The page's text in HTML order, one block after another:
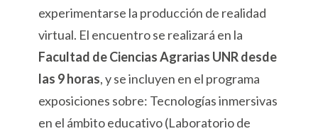
experimentarse la producción de realidad
virtual. El encuentro se realizará en la
Facultad de Ciencias Agrarias UNRdesde
las 9 horas, y se incluyen en el programa
exposiciones sobre: Tecnologías inmersivas
en el ámbito educativo (Laboratorio de